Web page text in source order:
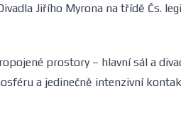
Jiřího Myrona na třídě Čs.
prostory – hlavní sál a
a jedinečně intenzivní